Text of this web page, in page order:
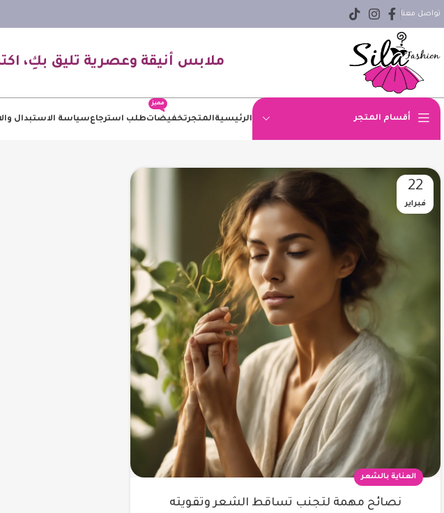
تواصل معنا
ملابس أنيقة وعصرية تليق بكِ،
أقسام المتجر
بلوزه
بنطلون
بنطلون جينز
بيزك
جاكيت
شيميز
عبايه
فستان
كاردى
الرئيسيةالمتجرتخفيضات
مميز
طلب استرجاعسياسة الاستبدال
22
فبراير
العناية بالشعر
نصائح مهمة لتجنب تساقط الشعر وتقويته